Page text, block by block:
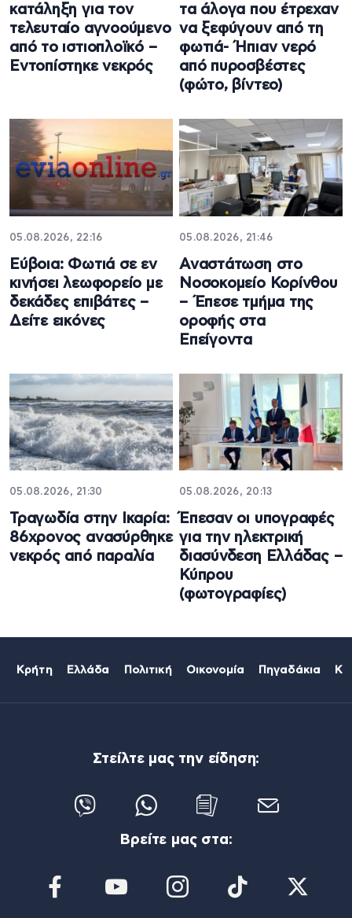
κατάληξη για τον
τελευταίο αγνοούμενο
από το ιστιοπλοϊκό –
Εντοπίστηκε νεκρός
τα άλογα που έτρεχαν
να ξεφύγουν από τη
φωτιά- Ήπιαν νερό
από πυροσβέστες
(φώτο, βίντεο)
05.08.2026, 22:16
Εύβοια: Φωτιά σε εν
κινήσει λεωφορείο με
δεκάδες επιβάτες –
Δείτε εικόνες
05.08.2026, 21:46
Αναστάτωση στο
Νοσοκομείο Κορίνθου
– Έπεσε τμήμα της
οροφής στα
Επείγοντα
05.08.2026, 21:30
Τραγωδία στην Ικαρία:
86χρονος ανασύρθηκε
νεκρός από παραλία
05.08.2026, 20:13
Έπεσαν οι υπογραφές
για την ηλεκτρική
διασύνδεση Ελλάδας –
Κύπρου
(φωτογραφίες)
Κρήτη Ελλάδα Πολιτική Οικονομία Πηγαδάκια
Στείλτε μας την είδηση:
Βρείτε μας στα: